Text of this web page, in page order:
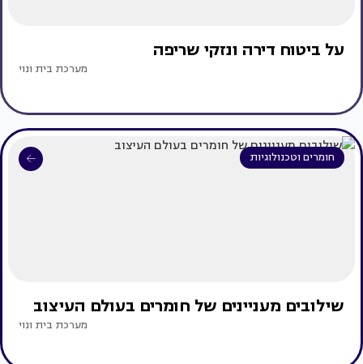
על ביטוח דירה ונזקי שריפה
מערכת בית ונוי
חומרים וטכנולוגיות
שילובים מעניינים של חומרים בעולם העיצוב
מערכת בית ונוי